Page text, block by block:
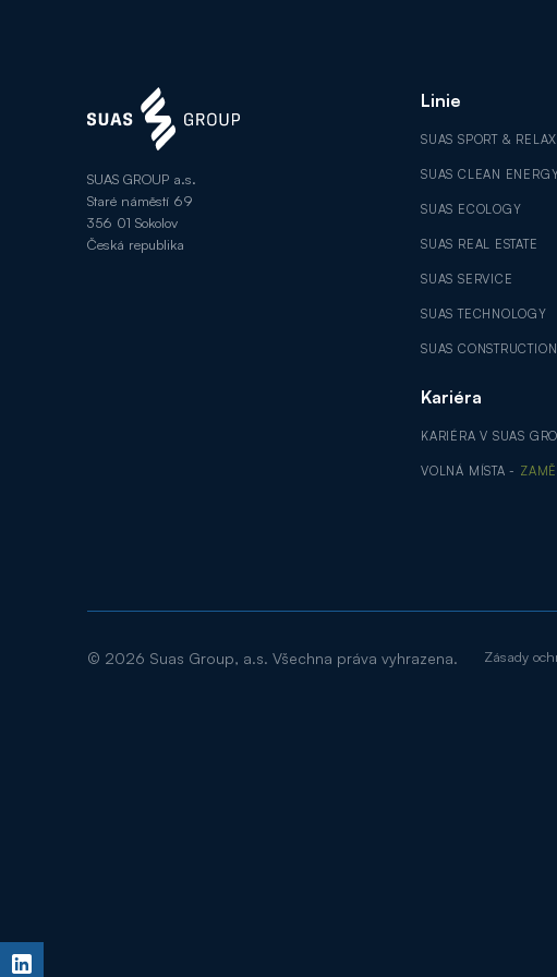
SUAS GROUP a.s.
Staré náměstí 69
356 01 Sokolov
Česká republika
Linie
SUAS SPORT & RELAX
SUAS CLEAN
SUAS ECOLOGY
SUAS REAL ESTATE
SUAS SERVICE
SUAS TECHNOLOGY
SUAS CONSTRUCTION
Kariéra
KARIÉRA V SUAS
VOLNÁ MÍSTA -
© 2026 Suas Group, a.s. Všechna práva vyhrazena. Zásady